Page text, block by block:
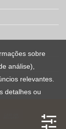
sobre
análise),
relevantes.
detalhes ou